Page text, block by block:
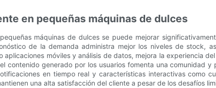
en pequeñas máquinas de dulces
máquinas de dulces se puede mejorar
de la demanda administra mejor los niveles de stock,
aplicaciones móviles y análisis de datos, mejora la experiencia
contenido generado por los usuarios fomenta una comunidad
en tiempo real y características interactivas como
una alta satisfacción del cliente a pesar de los desafíos